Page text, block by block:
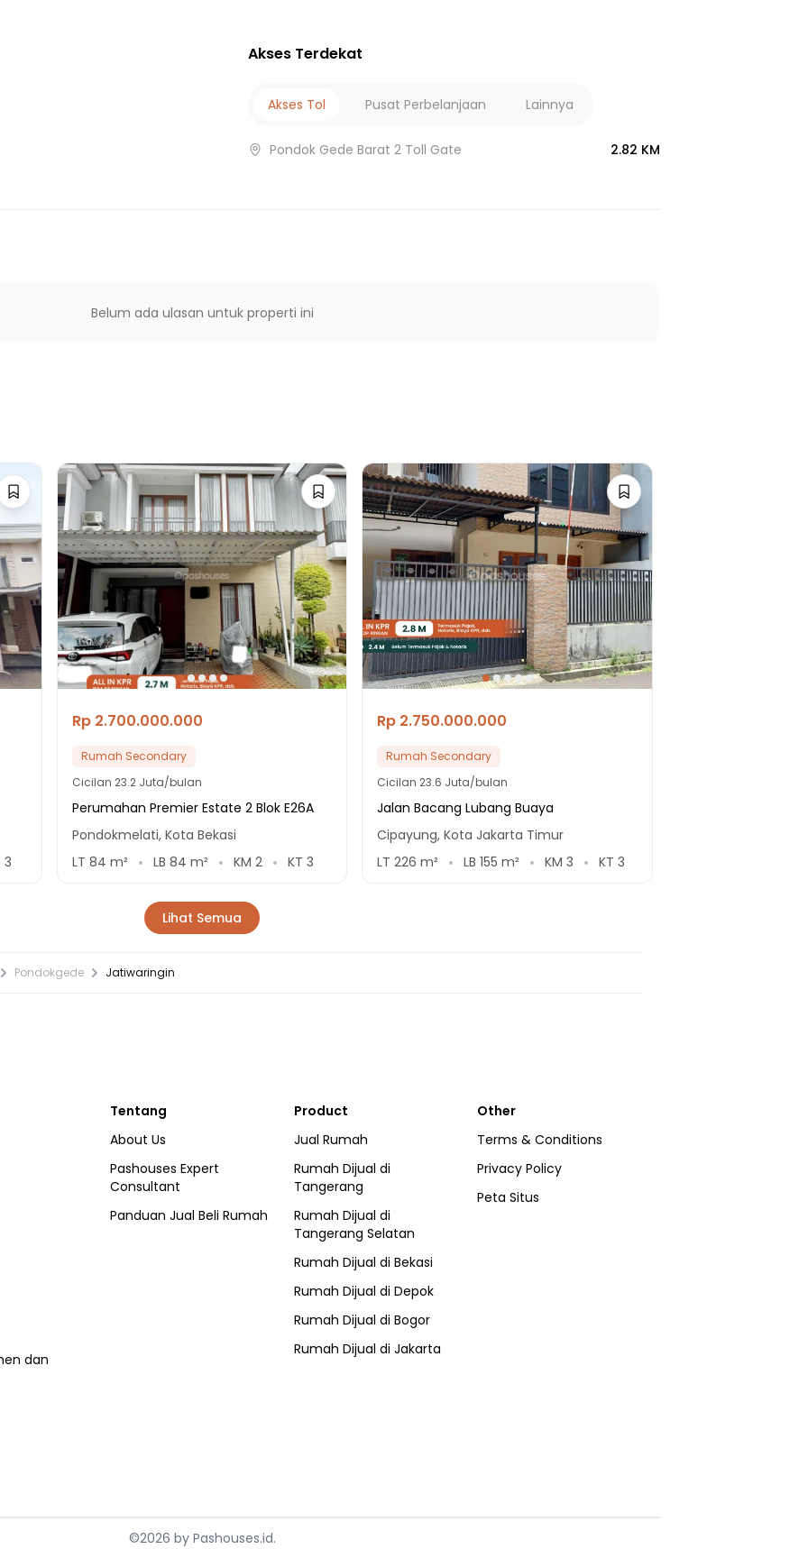
Akses Terdekat
Akses Tol Pusat Perbelanjaan Lainnya
Pondok Gede Barat 2 Toll Gate 2.82 KM
Belum ada ulasan untuk properti ini
3
Rp 2.700.000.000
Rumah Secondary
Cicilan 23.2 Juta/bulan
Perumahan Premier Estate 2 Blok E26A
Pondokmelati, Kota Bekasi
LT 84 m² LB 84 m² KM 2 KT 3
Rp 2.750.000.000
Rumah Secondary
Cicilan 23.6 Juta/bulan
Jalan Bacang Lubang Buaya
Cipayung, Kota Jakarta Timur
LT226 m² LB155 m² KM3 KT3
Lihat Semua
Pondokgede Jatiwaringin
dan
Tentang
About Us
Pashouses Expert
Consultant
Panduan Jual Beli Rumah
Product
Jual Rumah
Rumah Dijual di
Tangerang
Rumah Dijual di
Tangerang Selatan
Rumah Dijual di Bekasi
Rumah Dijual di Depok
Rumah Dijual di Bogor
Rumah Dijual di Jakarta
Other
Terms & Conditions
Privacy Policy
Peta Situs
©2026 by Pashouses.id.